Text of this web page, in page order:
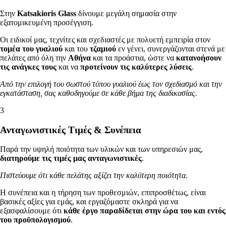
Στην Katsakioris Glass δίνουμε μεγάλη σημασία στην
εξατομικευμένη προσέγγιση.
Οι ειδικοί μας, τεχνίτες και σχεδιαστές με πολυετή εμπειρία στον
τομέα του γυαλιού και του τζαμιού εν γένει, συνεργάζονται στενά με
πελάτες από όλη την Αθήνα και τα προάστια, ώστε να κατανοήσουν
τις ανάγκες τους και να προτείνουν τις καλύτερες λύσεις.
Από την επιλογή του σωστού τύπου γυαλιού έως τον σχεδιασμό και την
εγκατάσταση, σας καθοδηγούμε σε κάθε βήμα της διαδικασίας.
3
Ανταγωνιστικές Τιμές & Συνέπεια
Παρά την υψηλή ποιότητα των υλικών και των υπηρεσιών μας,
διατηρούμε τις τιμές μας ανταγωνιστικές.
Πιστεύουμε ότι κάθε πελάτης αξίζει την καλύτερη ποιότητα.
Η συνέπεια και η τήρηση των προθεσμιών, επιπροσθέτως, είναι
βασικές αξίες για εμάς, και εργαζόμαστε σκληρά για να
εξασφαλίσουμε ότι κάθε έργο παραδίδεται στην ώρα του και εντός
του προϋπολογισμού.